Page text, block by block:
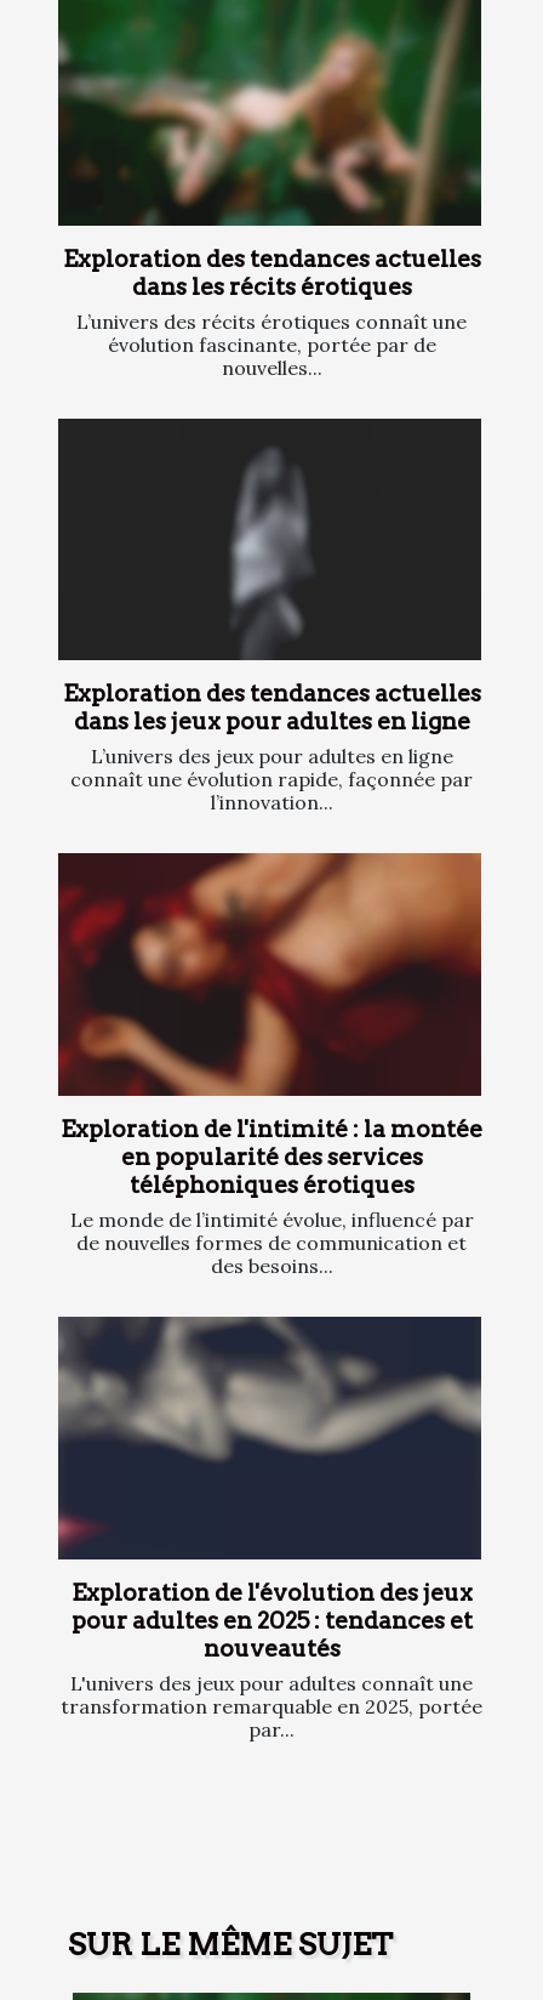
Exploration des tendances actuelles
dans les récits érotiques
L’univers des récits érotiques connaît une
évolution fascinante, portée par de
nouvelles...
Exploration des tendances actuelles
dans les jeux pour adultes en ligne
L’univers des jeux pour adultes en ligne
connaît une évolution rapide, façonnée par
l’innovation...
Exploration de l'intimité : la montée
en popularité des services
téléphoniques érotiques
Le monde de l’intimité évolue, influencé par
de nouvelles formes de communication et
des besoins...
Exploration de l'évolution des jeux
pour adultes en 2025 : tendances et
nouveautés
L'univers des jeux pour adultes connaît une
transformation remarquable en 2025, portée
par...
SUR LE MÊME SUJET